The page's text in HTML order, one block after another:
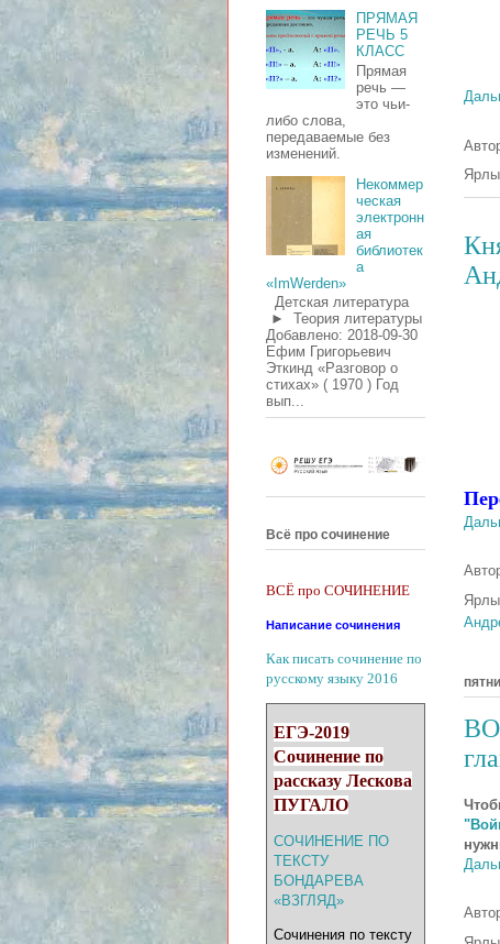
ПРЯМАЯ
РЕЧЬ 5
КЛАСС
Прямая
речь —
это чьи-
либо слова,
передаваемые без
изменений.
Некоммер
ческая
электронн
ая
библиотек
а
«ImWerden»
Детская литература
► Теория литературы
Добавлено: 2018-09-30
Ефим Григорьевич
Эткинд «Разговор о
стихах» ( 1970 ) Год
вып...
Всё про сочинение
ВСЁ про СОЧИНЕНИЕ
Написание сочинения
Как писать сочинение по
русскому языку 2016
ЕГЭ-2019
Сочинение по
рассказу Лескова
ПУГАЛО
СОЧИНЕНИЕ ПО
ТЕКСТУ
БОНДАРЕВА
«ВЗГЛЯД»
Сочинения по тексту